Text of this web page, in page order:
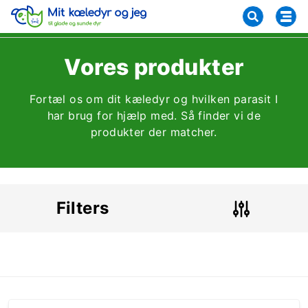
Vores produkter
Fortæl os om dit kæledyr og hvilken parasit I
har brug for hjælp med. Så finder vi de
produkter der matcher.
Filters